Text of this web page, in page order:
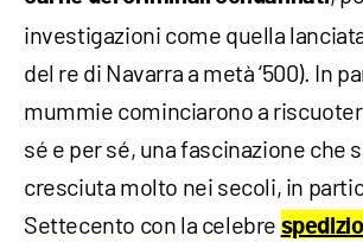
investigazioni come quella
del re di Navarra a metà ‘500). In
mummie cominciarono a
sé e per sé, una fascinazione che
cresciuta molto nei secoli, in
Settecento con la celebre